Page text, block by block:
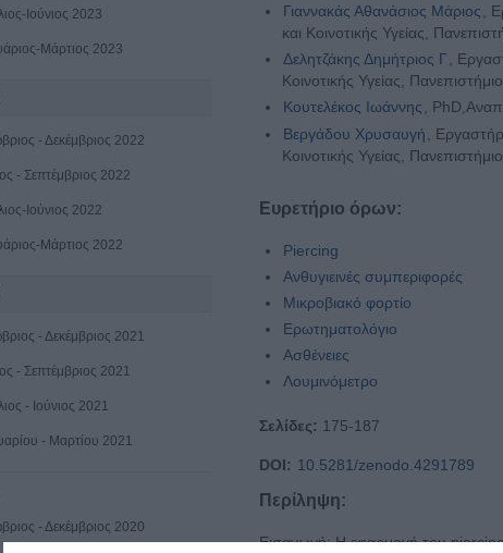
Γιαννακάς Αθανάσιος Μάριος
,
και Κοινοτικής Υγείας,
Δελητζάκης Δημήτριος Γ
,
Κοινοτικής Υγείας,
Κουτελέκος Ιωάννης,
Βεργάδου Χρυσαυγή
,
Κοινοτικής Υγείας,
Ευρετήριο όρων:
Piercing
Ανθυγιεινές συμπεριφορές
Μικροβιακό φορτίο
Ερωτηματολόγιο
Ασθένειες
Λουμινόμετρο
Σελίδες: 175-187
DOI: 10.5281/zenodo.4291789
Περίληψη:
Εισαγωγή: Η εφαρμογή του piercing
Ιούνιος 2023
Μάρτιος 2023
- Δεκέμβριος 2022
- Σεπτέμβριος 2022
Ιούνιος 2022
Μάρτιος 2022
- Δεκέμβριος 2021
- Σεπτέμβριος 2021
- Ιούνιος 2021
- Μαρτίου 2021
- Δεκέμβριος 2020